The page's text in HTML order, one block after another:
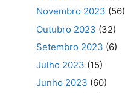
Novembro 2023 (56)
Outubro 2023 (32)
Setembro 2023 (6)
Julho 2023 (15)
Junho 2023 (60)